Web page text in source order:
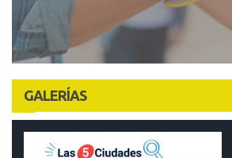
GALERÍAS